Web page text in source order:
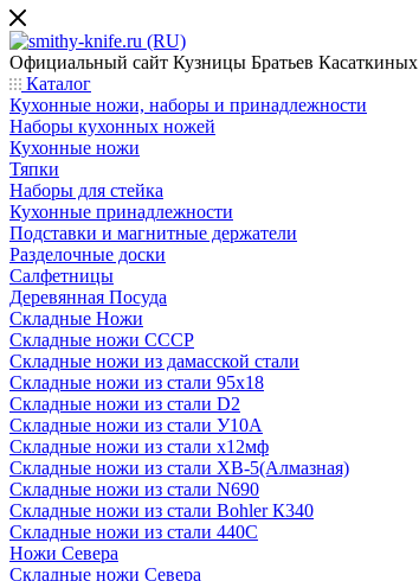
Официальный сайт Кузницы Братьев Касаткиных
Каталог
Кухонные ножи, наборы и принадлежности
Наборы кухонных ножей
Кухонные ножи
Тяпки
Наборы для стейка
Кухонные принадлежности
Подставки и магнитные держатели
Разделочные доски
Салфетницы
Деревянная Посуда
Складные Ножи
Cкладные ножи СССР
Складные ножи из дамасской стали
Складные ножи из стали 95х18
Складные ножи из стали D2
Складные ножи из стали У10А
Складные ножи из стали х12мф
Складные ножи из стали ХВ-5(Алмазная)
Складные ножи из стали N690
Складные ножи из стали Bohler К340
Складные ножи из стали 440С
Ножи Севера
Складные ножи Севера